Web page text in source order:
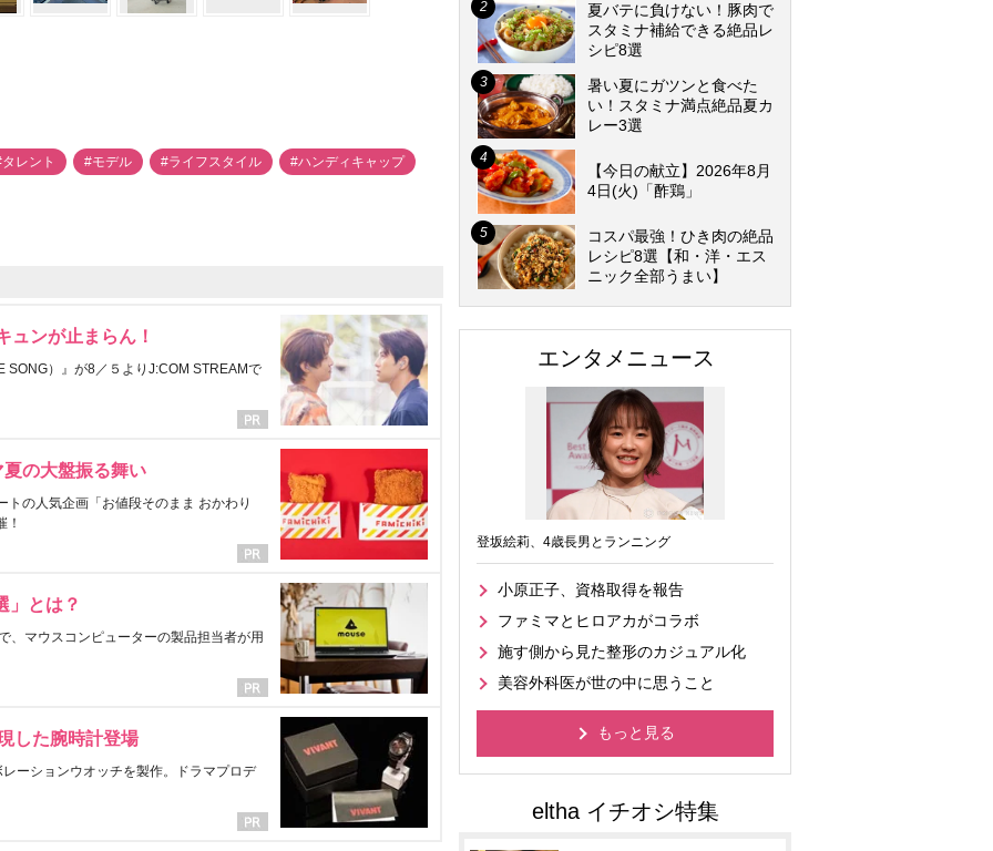
レント #モデル #ライフスタイル #ハンディキャップ
ュンが止まらん！
SONG）』が8／５よりJ:COM STREAMで
の大盤振る舞い
の人気企画「お値段そのまま おかわり
！
」とは？
、マウスコンピューターの製品担当者が用
した腕時計登場
ーションウオッチを製作。ドラマプロデ
夏バテに負けない！豚肉で
スタミナ補給できる絶品レ
シピ8選
暑い夏にガツンと食べた
い！スタミナ満点絶品夏カ
レー3選
【今日の献立】2026年8月
4日(火)「酢鶏」
コスパ最強！ひき肉の絶品
レシピ8選【和・洋・エス
ニック全部うまい】
エンタメニュース
登坂絵莉、4歳長男とランニング
小原正子、資格取得を報告
ファミマとヒロアカがコラボ
施す側から見た整形のカジュアル化
美容外科医が世の中に思うこと
もっと見る